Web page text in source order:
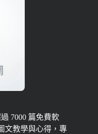
7000 篇免費軟
文教學與心得，專